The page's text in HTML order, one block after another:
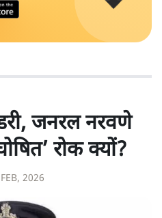
जनरल नरवणे
रोक क्यों?
2026